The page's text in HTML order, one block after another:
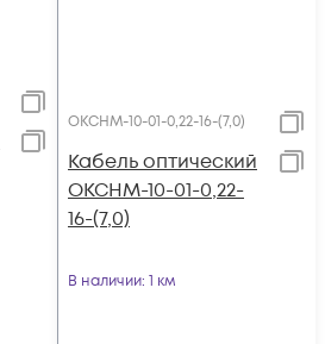
ОКСНМ-10-01-0,22-16-(7,0)
Кабель оптический
ОКСНМ-10-01-0,22-
16-(7,0)
В наличии: 1 км